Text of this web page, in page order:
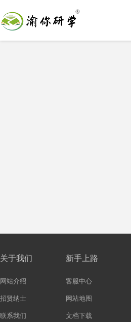
关于我们
网站介绍
招贤纳士
联系我们
新手上路
客服中心
网站地图
文档下载